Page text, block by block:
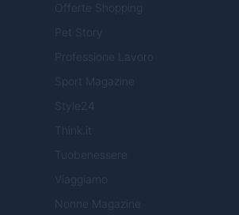
Offerte Shopping
Pet Story
Professione Lavoro
Sport Magazine
Style24
Think.it
Tuobenessere
Viaggiamo
Nonne Magazine